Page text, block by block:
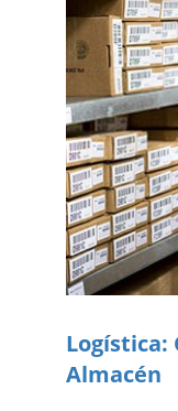
Logística:
Almacén